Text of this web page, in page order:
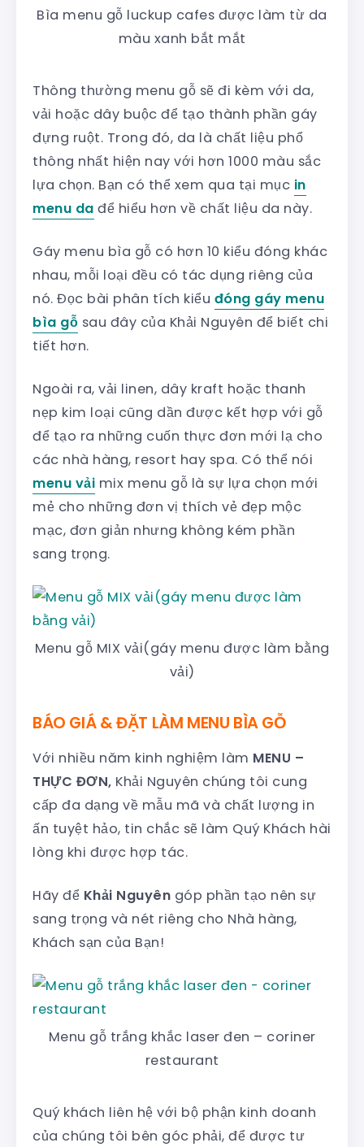
Bìa menu gỗ luckup cafes được làm từ da
màu xanh bắt mắt
Thông thường menu gỗ sẽ đi kèm với da,
vải hoặc dây buộc để tạo thành phần gáy
đựng ruột. Trong đó, da là chất liệu phổ
thông nhất hiện nay với hơn 1000 màu sắc
lựa chọn. Bạn có thể xem qua tại mục in
menu da để hiểu hơn về chất liệu da này.
Gáy menu bìa gỗ có hơn 10 kiểu đóng khác
nhau, mỗi loại đều có tác dụng riêng của
nó. Đọc bài phân tích kiểu đóng gáy menu
bìa gỗ sau đây của Khải Nguyên để biết chi
tiết hơn.
Ngoài ra, vải linen, dây kraft hoặc thanh
nẹp kim loại cũng dần được kết hợp với gỗ
để tạo ra những cuốn thực đơn mới lạ cho
các nhà hàng, resort hay spa. Có thể nói
menu vải mix menu gỗ là sự lựa chọn mới
mẻ cho những đơn vị thích vẻ đẹp mộc
mạc, đơn giản nhưng không kém phần
sang trọng.
Menu gỗ MIX vải(gáy menu được làm bằng
vải)
BÁO GIÁ & ĐẶT LÀM MENU BÌA GỖ
Với nhiều năm kinh nghiệm làm MENU –
THỰC ĐƠN, Khải Nguyên chúng tôi cung
cấp đa dạng về mẫu mã và chất lượng in
ấn tuyệt hảo, tin chắc sẽ làm Quý Khách hài
lòng khi được hợp tác.
Hãy để Khải Nguyên góp phần tạo nên sự
sang trọng và nét riêng cho Nhà hàng,
Khách sạn của Bạn!
Menu gỗ trắng khắc laser đen – coriner
restaurant
Quý khách liên hệ với bộ phận kinh doanh
của chúng tôi bên góc phải, để được tư